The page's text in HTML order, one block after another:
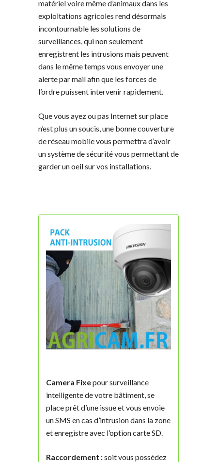
matériel voire même d’animaux dans les
exploitations agricoles rend désormais
incontournable les solutions de
surveillances, qui non seulement
enregistrent les intrusions mais peuvent
dans le même temps vous envoyer une
alerte par mail afin que les forces de
l’ordre puissent intervenir rapidement.
Que vous ayez ou pas Internet sur place
n’est plus un soucis, une bonne couverture
de réseau mobile vous permettra d’avoir
un système de sécurité vous permettant de
garder un oeil sur vos installations.
Camera Fixepour surveillance
intelligente de votre bâtiment, se
place prêt d’une issue et vous envoie
un SMS en cas d’intrusion dans la zone
et enregistre avec l’option carte SD.
Raccordement :soit vous possédez